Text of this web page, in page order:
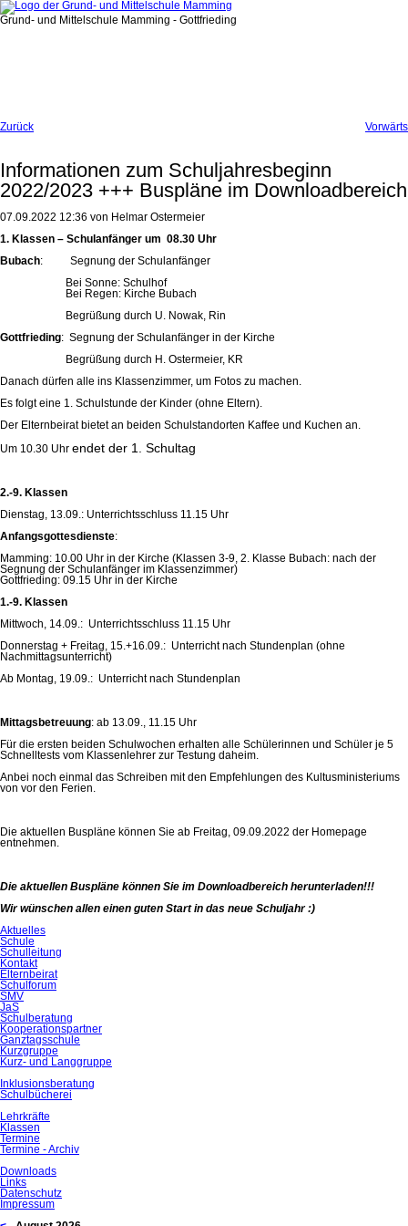
Grund- und Mittelschule Mamming - Gottfrieding
Zurück Vorwärts
Informationen zum Schuljahresbeginn
2022/2023 +++ Buspläne im Downloadbereich
07.09.2022 12:36 von Helmar Ostermeier
1. Klassen – Schulanfänger um 08.30 Uhr
Bubach: Segnung der Schulanfänger
Bei Sonne: Schulhof
Bei Regen: Kirche Bubach
Begrüßung durch U. Nowak, Rin
Gottfrieding: Segnung der Schulanfänger in der Kirche
Begrüßung durch H. Ostermeier, KR
Danach dürfen alle ins Klassenzimmer, um Fotos zu machen.
Es folgt eine 1. Schulstunde der Kinder (ohne Eltern).
Der Elternbeirat bietet an beiden Schulstandorten Kaffee und Kuchen an.
Um 10.30 Uhr endet der 1. Schultag
2.-9. Klassen
Dienstag, 13.09.: Unterrichtsschluss 11.15 Uhr
Anfangsgottesdienste:
Mamming: 10.00 Uhr in der Kirche (Klassen 3-9, 2. Klasse Bubach: nach der
Segnung der Schulanfänger im Klassenzimmer)
Gottfrieding: 09.15 Uhr in der Kirche
1.-9. Klassen
Mittwoch, 14.09.: Unterrichtsschluss 11.15 Uhr
Donnerstag + Freitag, 15.+16.09.: Unterricht nach Stundenplan (ohne
Nachmittagsunterricht)
Ab Montag, 19.09.: Unterricht nach Stundenplan
Mittagsbetreuung: ab 13.09., 11.15 Uhr
Für die ersten beiden Schulwochen erhalten alle Schülerinnen und Schüler je 5
Schnelltests vom Klassenlehrer zur Testung daheim.
Anbei noch einmal das Schreiben mit den Empfehlungen des Kultusministeriums
von vor den Ferien.
Die aktuellen Buspläne können Sie ab Freitag, 09.09.2022 der Homepage
entnehmen.
Die aktuellen Buspläne können Sie im Downloadbereich herunterladen!!!
Wir wünschen allen einen guten Start in das neue Schuljahr :)
Navigation
überspringen
Aktuelles
Schule
Schulleitung
Kontakt
Elternbeirat
Schulforum
SMV
JaS
Schulberatung
Kooperationspartner
Ganztagsschule
Kurzgruppe
Kurz- und Langgruppe
Inklusionsberatung
Schulbücherei
Lehrkräfte
Klassen
Termine
Termine - Archiv
Downloads
Links
Datenschutz
Impressum